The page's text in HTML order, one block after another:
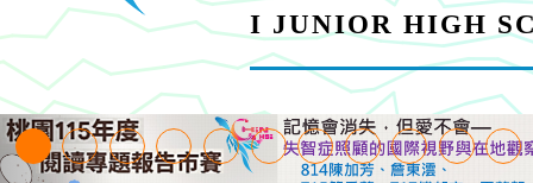
I JUNIOR HIGH